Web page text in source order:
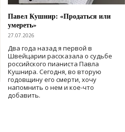
Павел Кушнир: «Продаться или
умереть»
27.07.2026
Два года назад я первой в
Швейцарии рассказала о судьбе
российского пианиста Павла
Кушнира. Сегодня, во вторую
годовщину его смерти, хочу
напомнить о нем и кое-что
добавить.